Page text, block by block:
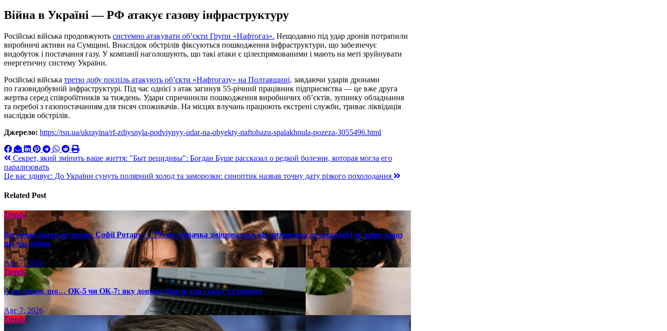
Війна в Україні — РФ атакує газову інфраструктуру
Російські війська продовжують системно атакувати об’єкти Групи «Нафтогаз». Нещодавно під удар дронів потрапили
виробничі активи на Сумщині. Внаслідок обстрілів фіксуються пошкодження інфраструктури, що забезпечує
видобуток і постачання газу. У компанії наголошують, що такі атаки є цілеспрямованими і мають на меті зруйнувати
енергетичну систему України.
Російські війська третю добу поспіль атакують об’єкти «Нафтогазу» на Полтавщині, завдаючи ударів дронами
по газовидобувній інфраструктурі. Під час однієї з атак загинув 55-річний працівник підприємства — це вже друга
жертва серед співробітників за тиждень. Удари спричинили пошкодження виробничих об’єктів, зупинку обладнання
та перебої з газопостачанням для тисяч споживачів. На місцях влучань працюють екстрені служби, триває ліквідація
наслідків обстрілів.
Джерело: https://tsn.ua/ukrayina/rf-zdiysnyla-podviynyy-udar-na-obyekty-naftohazu-spalakhnula-pozeza-3055496.html
Навигация
по
Секрет, який змінить ваше життя: "Быт рецидивы": Богдан Буше рассказал о редкой болезни, которая могла его
парализовать
Це вас здивує: До України сунуть полярний холод та заморозки: синоптик назвав точну дату різкого похолодання
Related Post
Trends
Ви точно цього не знали: Софії Ротару — 79: як співачка змінювалася від дитинства до сьогодні і де живе зараз
під час війни
Авг 7, 2026
Trends
А ви знали, що… ОК-5 чи ОК-7: яку довідку брати для стажу та виплат
Авг 7, 2026
Trends